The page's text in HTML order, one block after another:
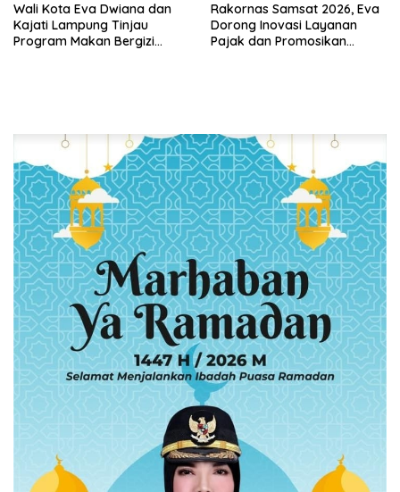
Wali Kota Eva Dwiana dan
Kajati Lampung Tinjau
Program Makan Bergizi
Rakornas Samsat 2026, Eva
Dorong Inovasi Layanan
Pajak dan Promosikan